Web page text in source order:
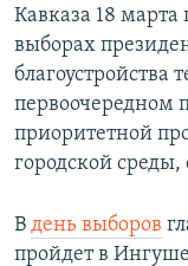
Кавказа 18 марта
выборах
благоустройства
первоочередном
приоритетной
городской
В день выборов
пройдет в